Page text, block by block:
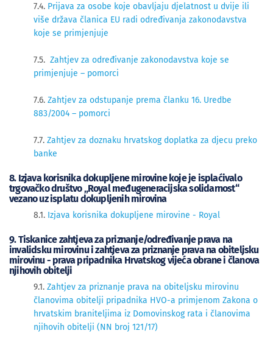
7.4. Prijava za osobe koje obavljaju djelatnost u dvije ili
više država članica EU radi određivanja zakonodavstva
koje se primjenjuje
7.5. Zahtjev za određivanje zakonodavstva koje se
primjenjuje – pomorci
7.6. Zahtjev za odstupanje prema članku 16. Uredbe
883/2004 – pomorci
7.7. Zahtjev za doznaku hrvatskog doplatka za djecu preko
banke
8. Izjava korisnika dokupljene mirovine koje je isplaćivalo
trgovačko društvo „Royal međugeneracijska solidarnost“
vezano uz isplatu dokupljenih mirovina
8.1. Izjava korisnika dokupljene mirovine - Royal
9. Tiskanice zahtjeva za priznanje/određivanje prava na
invalidsku mirovinu i zahtjeva za priznanje prava na obiteljsku
mirovinu - prava pripadnika Hrvatskog vijeća obrane i članova
njihovih obitelji
9.1. Zahtjev za priznanje prava na obiteljsku mirovinu
članovima obitelji pripadnika HVO-a primjenom Zakona o
hrvatskim braniteljima iz Domovinskog rata i članovima
njihovih obitelji (NN broj 121/17)